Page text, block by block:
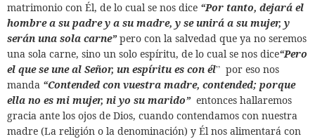
matrimonio con Él, de lo cual se nos dice “Por tanto, dejará el
hombre a su padre y a su madre, y se unirá a su mujer, y
serán una sola carne”pero con la salvedad que ya no seremos
una sola carne, sino un solo espíritu, de lo cual se nos dice“Pero
el que se une al Señor, un espíritu es con él” por eso nos
manda “Contended con vuestra madre, contended; porque
ella no es mi mujer, ni yo su marido” entonces hallaremos
gracia ante los ojos de Dios, cuando contendamos con nuestra
madre (La religión o la denominación) y Él nos alimentará con